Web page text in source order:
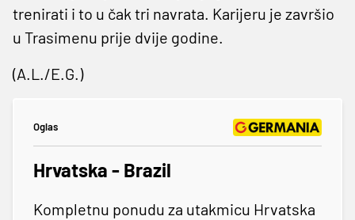
trenirati i to u čak tri navrata. Karijeru je završio
u Trasimenu prije dvije godine.
(A.L./E.G.)
Oglas
Hrvatska - Brazil
Kompletnu ponudu za utakmicu Hrvatska